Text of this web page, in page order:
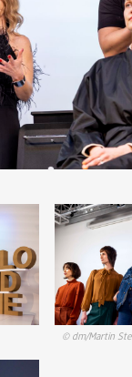
© dm/Martin